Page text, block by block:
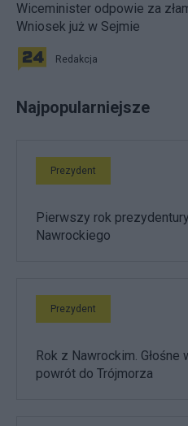
Wiceminister odpowie za
Wniosek już w Sejmie
Redakcja
Najpopularniejsze
Prezydent
Pierwszy rok
Nawrockiego
Prezydent
Rok z Nawrockim.
powrót do Trójmorza